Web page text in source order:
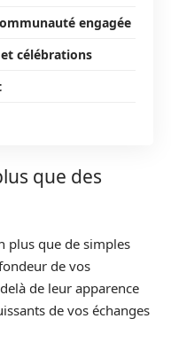
engagée
célébrations
que des
plus que de simples
de vos
de leur apparence
de vos échanges